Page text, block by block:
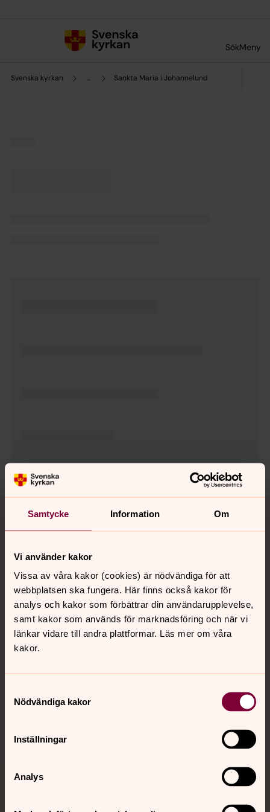
Samtycke Information Om
Vi använder kakor
Vissa av våra kakor (cookies) är nödvändiga för att
webbplatsen ska fungera. Här finns också kakor för
analys och kakor som förbättrar din användarupplevelse,
samt kakor som används för marknadsföring och när vi
länkar vidare till andra plattformar. Läs mer om våra
kakor.
Nödvändiga kakor
Inställningar
Analys
SökMeny
Svenska kyrkan ... Sankta Maria i Johannelund
Tillbaka till toppen
Tillbaka till innehållet
Kontakt
Kalender
Hitta snabbt
Sociala kanaler